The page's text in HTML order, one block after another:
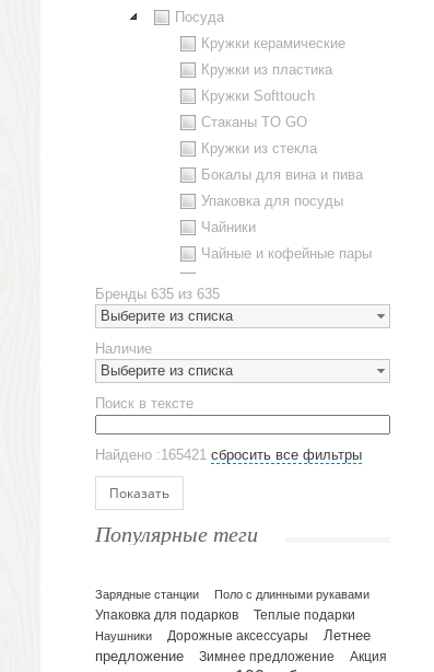
Посуда
Кружки керамические
Кружки из пластика
Кружки Softtouch
Стаканы TO GO
Кружки из стекла
Бокалы для вина и пива
Упаковка для посуды
Чайники
Чайные и кофейные пары
Наборы посуды
Предметы сервировки
Стаканы
Эко кружки
ЕВРОПОСУДА
Аксессуары
Ежедневники и блокноты
Датированные ежедневники
Планинги и телефонные книжки
Планинги датированные
Планинги недатированные
Бренды 635 из 635
Выберите из списка
Наличие
Выберите из списка
Поиск в тексте
Найдено :165421 сбросить все фильтры
Показать
Популярные теги
Зарядные станции Поло с длинными рукавами
Упаковка для подарков
Теплые подарки
Наушники
Дорожные аксессуары
Летнее
предложение
Зимнее предложение
Акция